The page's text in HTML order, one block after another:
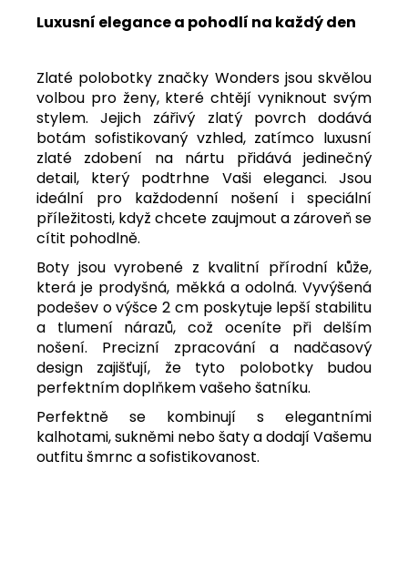
Luxusní elegance a pohodlí na každý den
Zlaté polobotky značky Wonders jsou skvělou
volbou pro ženy, které chtějí vyniknout svým
stylem. Jejich zářivý zlatý povrch dodává
botám sofistikovaný vzhled, zatímco luxusní
zlaté zdobení na nártu přidává jedinečný
detail, který podtrhne Vaši eleganci. Jsou
ideální pro každodenní nošení i speciální
příležitosti, když chcete zaujmout a zároveň se
cítit pohodlně.
Boty jsou vyrobené z kvalitní přírodní kůže,
která je prodyšná, měkká a odolná. Vyvýšená
podešev o výšce 2 cm poskytuje lepší stabilitu
a tlumení nárazů, což oceníte při delším
nošení. Precizní zpracování a nadčasový
design zajišťují, že tyto polobotky budou
perfektním doplňkem vašeho šatníku.
Perfektně se kombinují s elegantními
kalhotami, sukněmi nebo šaty a dodají Vašemu
outfitu šmrnc a sofistikovanost.